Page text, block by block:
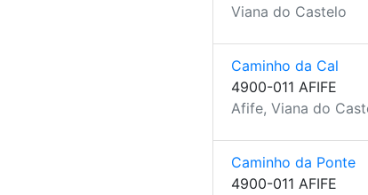
Viana do Castelo
Caminho da Cal
4900-011 AFIFE
Afife, Viana do
Caminho da Ponte
4900-011 AFIFE